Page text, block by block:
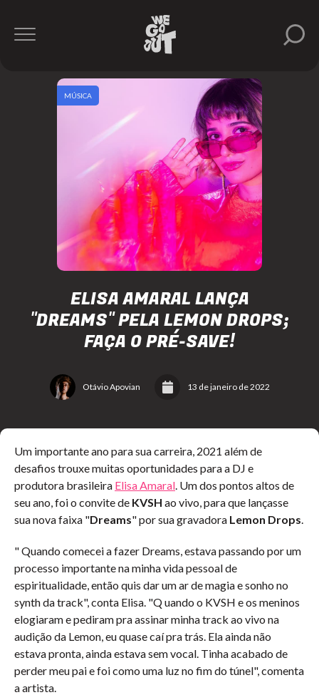
ELISA AMARAL LANÇA
"DREAMS" PELA LEMON DROPS;
FAÇA O PRÉ-SAVE!
Otávio Apovian 13 de janeiro de 2022
MÚSICA
Um importante ano para sua carreira, 2021 além de
desafios trouxe muitas oportunidades para a DJ e
produtora brasileira Elisa Amaral. Um dos pontos altos de
seu ano, foi o convite de KVSH ao vivo, para que lançasse
sua nova faixa "Dreams" por sua gravadora Lemon Drops.
" Quando comecei a fazer Dreams, estava passando por um
processo importante na minha vida pessoal de
espiritualidade, então quis dar um ar de magia e sonho no
synth da track", conta Elisa. "Q uando o KVSH e os meninos
elogiaram e pediram pra assinar minha track ao vivo na
audição da Lemon, eu quase caí pra trás. Ela ainda não
estava pronta, ainda estava sem vocal. Tinha acabado de
perder meu pai e foi como uma luz no fim do túnel", comenta
a artista.